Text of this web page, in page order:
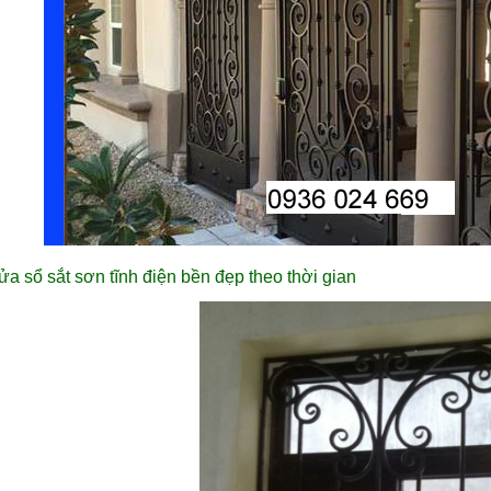
sổ sắt sơn tĩnh điện bền đẹp theo thời gian